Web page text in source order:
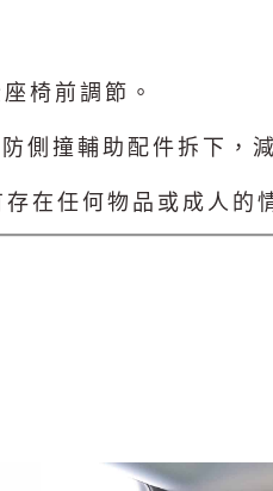
椅前調節。
撞輔助配件拆下，
在任何物品或成人的